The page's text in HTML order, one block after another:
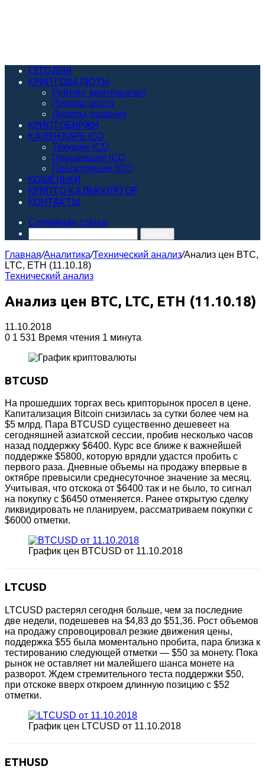
СЕГОДНЯ
КРИПТОВАЛЮТЫ
Рейтинг криптовалют
Лидеры роста
Лидеры падения
КРИПТОБИРЖИ
КАЛЕНДАРЬ ICO
Текущие ICO
Прошедшие ICO
Предстоящие ICO
КОШЕЛЬКИ
КРИПТО КАЛЬКУЛЯТОР
КОНТАКТЫ
Случайная статья
Главная/Аналитика/Технический анализ/Анализ цен BTC,
LTC, ETH (11.10.18)
Технический анализ
Анализ цен BTC, LTC, ETH (11.10.18)
11.10.2018
0 1 531 Время чтения 1 минута
BTCUSD
На прошедших торгах весь крипторынок просел в цене.
Капитализация Bitcoin снизилась за сутки более чем на
$5 млрд. Пара BTCUSD существенно дешевеет на
сегодняшней азиатской сессии, пробив несколько часов
назад поддержку $6400. Курс все ближе к важнейшей
поддержке $5800, которую врядли удастся пробить с
первого раза. Дневные объемы на продажу впервые в
октябре превысили среднесуточное значение за месяц.
Учитывая, что отскока от $6400 так и не было, то сигнал
на покупку с $6450 отменяется. Ранее открытую сделку
ликвидировать не планируем, рассматриваем покупки с
$6000 отметки.
График цен BTCUSD от 11.10.2018
LTCUSD
LTCUSD растерял сегодня больше, чем за последние
две недели, подешевев на $4,83 до $51,36. Рост объемов
на продажу спровоцировал резкие движения цены,
поддержка $55 была моментально пробита, пара близка к
тестированию следующей отметки — $50 за монету. Пока
рынок не оставляет ни малейшего шанса монете на
разворот. Ждем стремительного теста поддержки $50,
при отскоке вверх откроем длинную позицию с $52
отметки.
График цен LTCUSD от 11.10.2018
ETHUSD